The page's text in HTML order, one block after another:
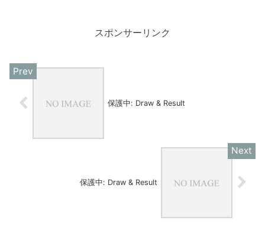
スポンサーリンク
保護中: Draw & Result
保護中: Draw & Result